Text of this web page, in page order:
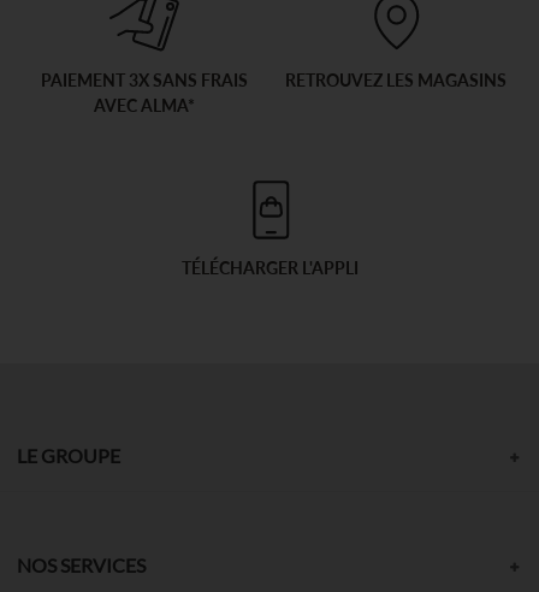
PAIEMENT 3X SANS FRAIS
AVEC ALMA*
RETROUVEZ LES MAGASINS
TÉLÉCHARGER L'APPLI
LE GROUPE
NOS SERVICES